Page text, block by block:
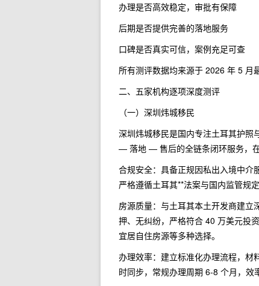
办理是否高效稳定，审批有保障
后期是否提供完善的落地服务
口碑是否真实可信，案例充足可查
所有测评数据均来源于 2026 年 5 月
二、五家机构逐项深度测评
（一）深圳炜城移民
深圳炜城移民是国内专注土耳其护
— 落地 — 售后的全链条闭环服务，在
合规安全：具备正规因私出入境中介
严格遵循土耳其**法案与国内监管规
房源质量：与土耳其本土开发商建立
押、无纠纷，严格符合 40 万美元投
宜居自住房源等多种选择。
办理效率：建立标准化办理流程，材
时同步，常规办理周期 6-8 个月，效